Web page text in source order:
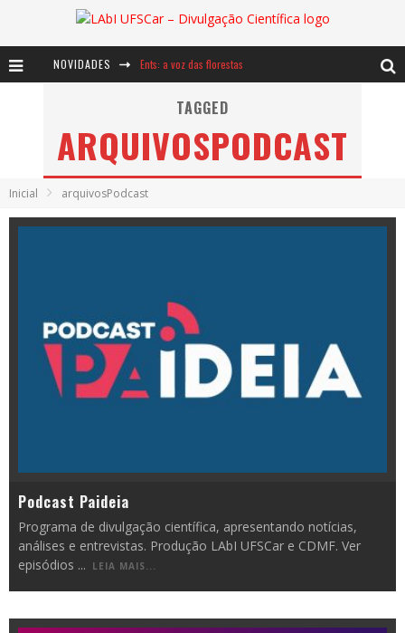
NOVIDADES
Ents: a voz das florestas
Notáveis: Bertha Lutz
TAGGED
ARQUIVOSPODCAST
Inicial arquivosPodcast
Podcast Paideia
Programa de divulgação científica, apresentando notícias,
análises e entrevistas. Produção LAbI UFSCar e CDMF. Ver
episódios ... LEIA MAIS...